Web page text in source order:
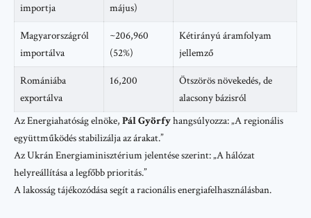
importja
május)
Magyarországról
importálva
~206,960
(52%)
Kétirányú áramfolyam
jellemző
Romániába
exportálva
16,200
Ötszörös növekedés, de
alacsony bázisról
Az Energiahatóság elnöke, Pál Györfyhangsúlyozza: „A regionális
együttműködés stabilizálja az árakat.”
Az Ukrán Energiaminisztérium jelentése szerint: „A hálózat
helyreállítása a legfőbb prioritás.”
A lakosság tájékozódása segít a racionális energiafelhasználásban.